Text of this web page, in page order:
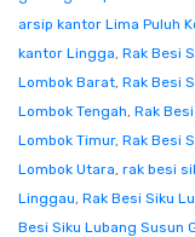
arsip kantor Lima Puluh
kantor Lingga, Rak Besi
Lombok Barat, Rak Besi
Lombok Tengah, Rak
Lombok Timur, Rak Besi
Lombok Utara, rak besi
Linggau, Rak Besi Siku
Besi Siku Lubang Susun